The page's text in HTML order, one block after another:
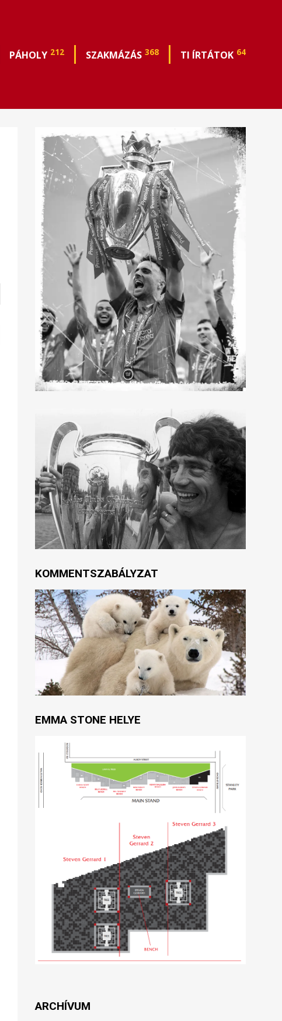
PÁHOLY 212 SZAKMÁZÁS 368 TI ÍRTÁTOK 64
KOMMENTSZABÁLYZAT
EMMA STONE HELYE
ARCHÍVUM